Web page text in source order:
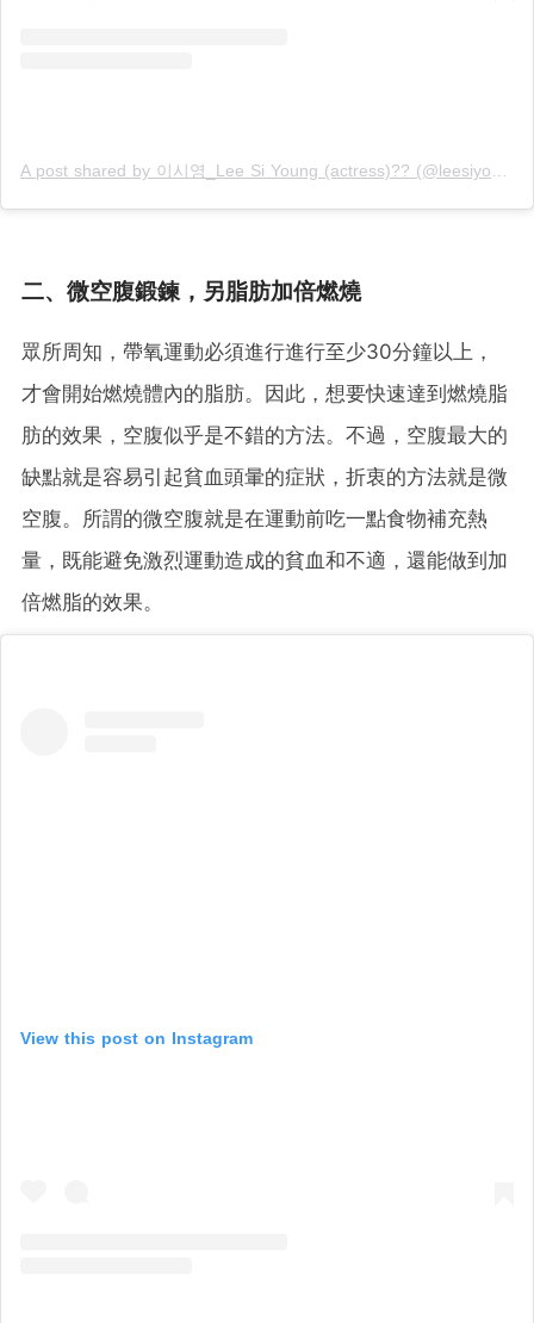
A post shared by 이시영_Lee Si Young (actress)?? (@leesiyoung38)
二、微空腹鍛鍊，另脂肪加倍燃燒
眾所周知，帶氧運動必須進行進行至少30分鐘以上，
才會開始燃燒體內的脂肪。因此，想要快速達到燃燒脂
肪的效果，空腹似乎是不錯的方法。不過，空腹最大的
缺點就是容易引起貧血頭暈的症狀，折衷的方法就是微
空腹。所謂的微空腹就是在運動前吃一點食物補充熱
量，既能避免激烈運動造成的貧血和不適，還能做到加
倍燃脂的效果。
View this post on Instagram